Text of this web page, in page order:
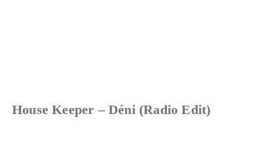
House Keeper – Déni (Radio Edit)